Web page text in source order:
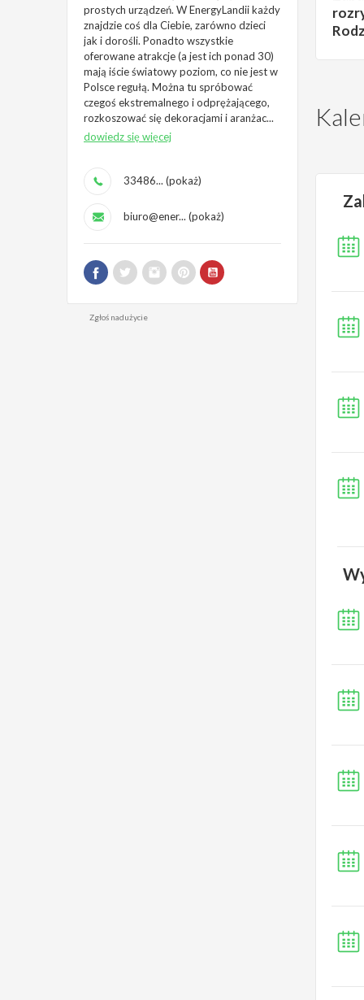
prostych urządzeń. W EnergyLandii każdy
znajdzie coś dla Ciebie, zarówno dzieci
jak i dorośli. Ponadto wszystkie
oferowane atrakcje (a jest ich ponad 30)
mają iście światowy poziom, co nie jest w
Polsce regułą. Można tu spróbować
czegoś ekstremalnego i odprężającego,
rozkoszować się dekoracjami i aranżac...
dowiedz się więcej
33486... (pokaż)
biuro@ener... (pokaż)
Zgłoś nadużycie